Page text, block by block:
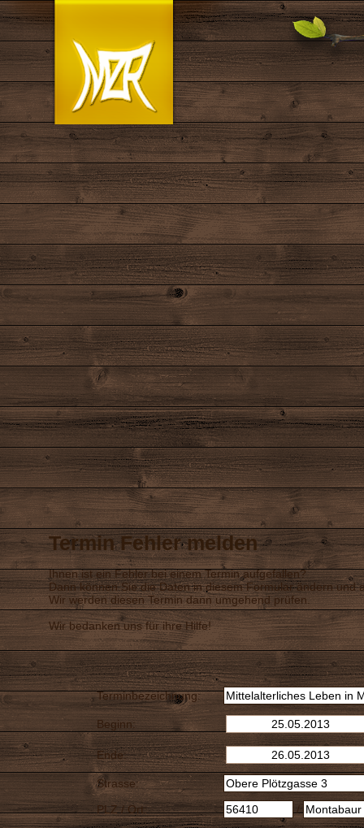
Termin Fehler melden
Ihnen ist ein Fehler bei einem Termin aufgefallen?
Dann können Sie die Daten in diesem Formular ändern und
Wir werden diesen Termin dann umgehend prüfen.
Wir bedanken uns für ihre Hilfe!
Terminbezeichnung:
Beginn:
Ende:
Strasse:
PLZ / Ort:
/